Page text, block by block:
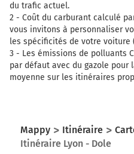
du trafic actuel.
2 - Coût du carburant calculé
vous invitons à personnaliser
les spécificités de votre voiture
3 - Les émissions de polluants
par défaut avec du gazole
moyenne sur les itinéraires
Mappy Itinéraire
Itinéraire Lyon - Dole